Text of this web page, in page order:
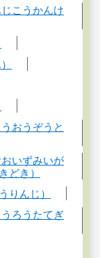
こうかんけ
おうぞうと
いずみいが
どき）
りんじ）
ろうたてぎ